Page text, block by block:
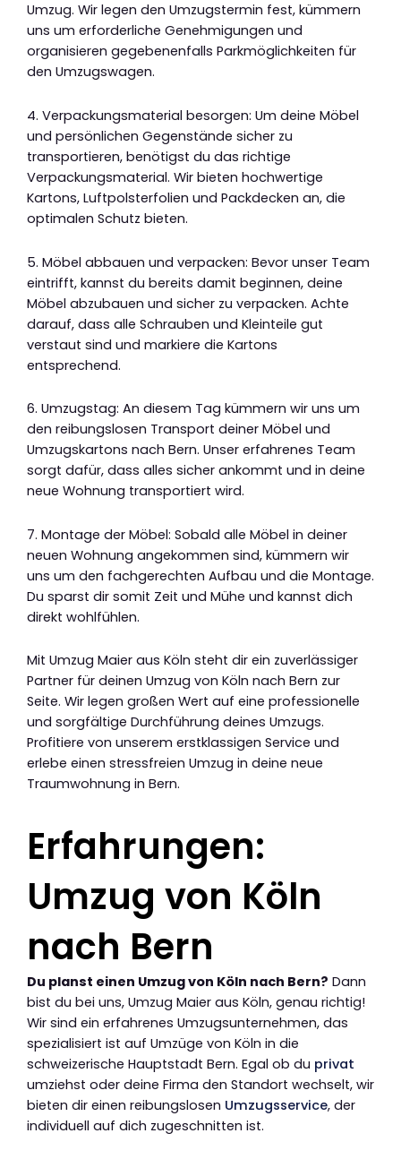
Umzug. Wir legen den Umzugstermin fest, kümmern
uns um erforderliche Genehmigungen und
organisieren gegebenenfalls Parkmöglichkeiten für
den Umzugswagen.
4. Verpackungsmaterial besorgen: Um deine Möbel
und persönlichen Gegenstände sicher zu
transportieren, benötigst du das richtige
Verpackungsmaterial. Wir bieten hochwertige
Kartons, Luftpolsterfolien und Packdecken an, die
optimalen Schutz bieten.
5. Möbel abbauen und verpacken: Bevor unser Team
eintrifft, kannst du bereits damit beginnen, deine
Möbel abzubauen und sicher zu verpacken. Achte
darauf, dass alle Schrauben und Kleinteile gut
verstaut sind und markiere die Kartons
entsprechend.
6. Umzugstag: An diesem Tag kümmern wir uns um
den reibungslosen Transport deiner Möbel und
Umzugskartons nach Bern. Unser erfahrenes Team
sorgt dafür, dass alles sicher ankommt und in deine
neue Wohnung transportiert wird.
7. Montage der Möbel: Sobald alle Möbel in deiner
neuen Wohnung angekommen sind, kümmern wir
uns um den fachgerechten Aufbau und die Montage.
Du sparst dir somit Zeit und Mühe und kannst dich
direkt wohlfühlen.
Mit Umzug Maier aus Köln steht dir ein zuverlässiger
Partner für deinen Umzug von Köln nach Bern zur
Seite. Wir legen großen Wert auf eine professionelle
und sorgfältige Durchführung deines Umzugs.
Profitiere von unserem erstklassigen Service und
erlebe einen stressfreien Umzug in deine neue
Traumwohnung in Bern.
Erfahrungen:
Umzug von Köln
nach Bern
Du planst einen Umzug von Köln nach Bern? Dann
bist du bei uns, Umzug Maier aus Köln, genau richtig!
Wir sind ein erfahrenes Umzugsunternehmen, das
spezialisiert ist auf Umzüge von Köln in die
schweizerische Hauptstadt Bern. Egal ob du privat
umziehst oder deine Firma den Standort wechselt, wir
bieten dir einen reibungslosen Umzugsservice, der
individuell auf dich zugeschnitten ist.